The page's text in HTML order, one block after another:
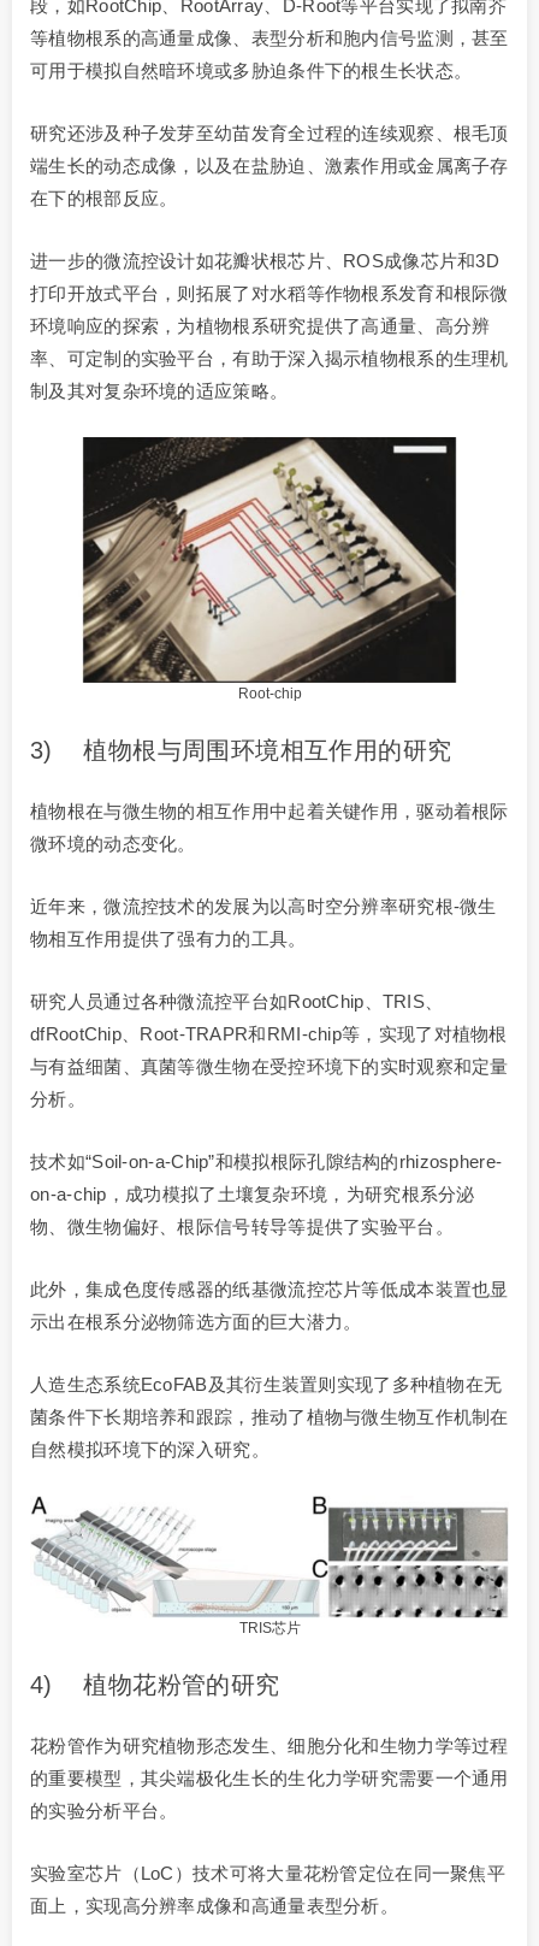
段，如RootChip、RootArray、D-Root等平台实现了拟南芥
等植物根系的高通量成像、表型分析和胞内信号监测，甚至
可用于模拟自然暗环境或多胁迫条件下的根生长状态。
研究还涉及种子发芽至幼苗发育全过程的连续观察、根毛顶
端生长的动态成像，以及在盐胁迫、激素作用或金属离子存
在下的根部反应。
进一步的微流控设计如花瓣状根芯片、ROS成像芯片和3D
打印开放式平台，则拓展了对水稻等作物根系发育和根际微
环境响应的探索，为植物根系研究提供了高通量、高分辨
率、可定制的实验平台，有助于深入揭示植物根系的生理机
制及其对复杂环境的适应策略。
Root-chip
3) 植物根与周围环境相互作用的研究
植物根在与微生物的相互作用中起着关键作用，驱动着根际
微环境的动态变化。
近年来，微流控技术的发展为以高时空分辨率研究根-微生
物相互作用提供了强有力的工具。
研究人员通过各种微流控平台如RootChip、TRIS、
dfRootChip、Root-TRAPR和RMI-chip等，实现了对植物根
与有益细菌、真菌等微生物在受控环境下的实时观察和定量
分析。
技术如“Soil-on-a-Chip”和模拟根际孔隙结构的rhizosphere-
on-a-chip，成功模拟了土壤复杂环境，为研究根系分泌
物、微生物偏好、根际信号转导等提供了实验平台。
此外，集成色度传感器的纸基微流控芯片等低成本装置也显
示出在根系分泌物筛选方面的巨大潜力。
人造生态系统EcoFAB及其衍生装置则实现了多种植物在无
菌条件下长期培养和跟踪，推动了植物与微生物互作机制在
自然模拟环境下的深入研究。
TRIS芯片
4) 植物花粉管的研究
花粉管作为研究植物形态发生、细胞分化和生物力学等过程
的重要模型，其尖端极化生长的生化力学研究需要一个通用
的实验分析平台。
实验室芯片（LoC）技术可将大量花粉管定位在同一聚焦平
面上，实现高分辨率成像和高通量表型分析。